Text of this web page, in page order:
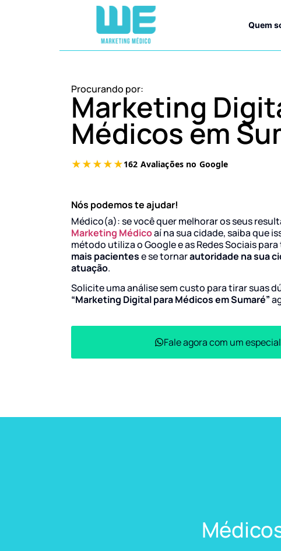
Quem
Procurando por:
Marketing
Médicos em
Nós podemos te ajudar!
Médico(a): se você quer melhorar os seus
Marketing Médicoaí na sua cidade, saiba que
método utiliza o Google e as Redes Sociais para
mais pacientese se tornarautoridade na sua
atuação.
Solicite uma análise sem custo para tirar suas
“Marketing Digital para Médicos em Sumaré”
Fale agora com um